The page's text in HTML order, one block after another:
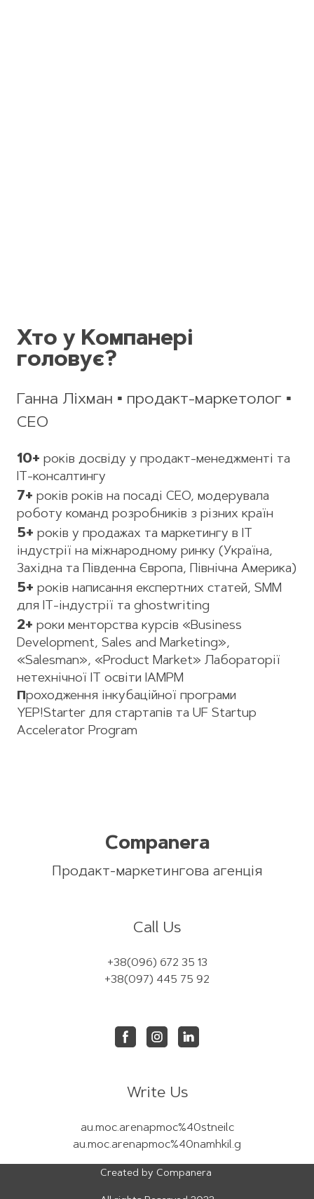
Хто у Компанері
головує?
Ганна Ліхман ▪ продакт-маркетолог ▪
CEO
10+ років досвіду у продакт-менеджменті та
IT-консалтингу
7+ років років на посаді СЕО, модерувала
роботу команд розробників з різних країн
5+ років у продажах та маркетингу в IT
індустрії на міжнародному ринку (Україна,
Західна та Південна Європа, Північна Америка)
5+ років написання експертних статей, SMM
для IT-індустрії та ghostwriting
2+ роки менторства курсів «Business
Development, Sales and Marketing»,
«Salesman», «Product Market» Лабораторії
нетехнічної IT освіти IAMPM
Проходження інкубаційної програми
YEP!Starter для стартапів та UF Startup
Accelerator Program
Companera
Продакт-маркетингова агенція
Call Us
+38(096) 672 35 13
+38(097) 445 75 92
Write Us
au.moc.arenapmoc%40stneilc
au.moc.arenapmoc%40namhkil.g
Created by Companera